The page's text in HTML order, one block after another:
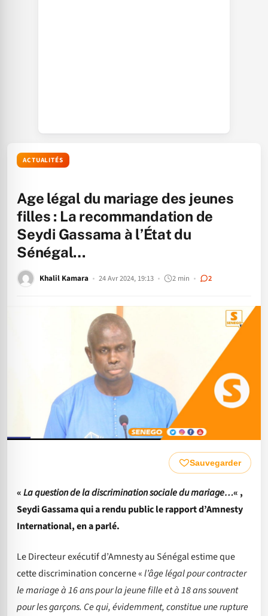
ACTUALITÉS
Age légal du mariage des jeunes
filles : La recommandation de
Seydi Gassama à l’État du
Sénégal…
Khalil Kamara 24 Avr 2024, 19:13 2 min 2
Sauvegarder
«La question de la discrimination sociale du mariage…« ,
Seydi Gassama qui a rendu public le rapport d’Amnesty
International, en a parlé.
Le Directeur exécutif d’Amnesty au Sénégal estime que
cette discrimination concerne «l’âge légal pour contracter
le mariage à 16 ans pour la jeune fille et à 18 ans souvent
pour les garçons. Ce qui, évidemment, constitue une rupture